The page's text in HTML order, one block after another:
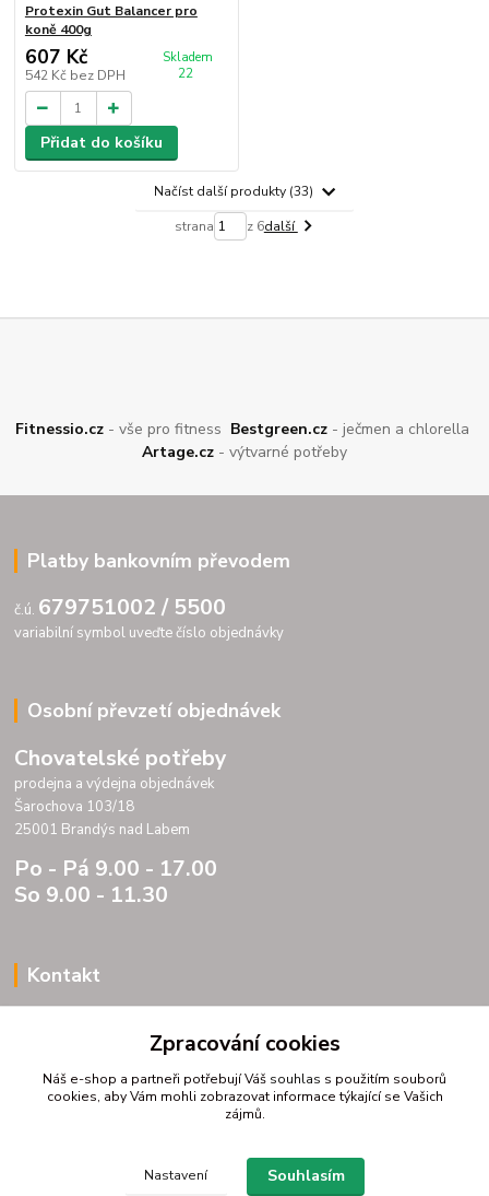
Protexin Gut Balancer pro
koně 400g
607 Kč
542 Kč bez DPH
Skladem
22
Přidat do košíku
Načíst další produkty (33)
strana z 6další
Fitnessio.cz - vše pro fitness Bestgreen.cz - ječmen a chlorella
Artage.cz - výtvarné potřeby
Platby bankovním převodem
č.ú. 679751002 / 5500
variabilní symbol uveďte číslo objednávky
Osobní převzetí objednávek
Chovatelské potřeby
prodejna a výdejna objednávek
Šarochova 103/18
25001 Brandýs nad Labem
Po - Pá 9.00 - 17.00
So 9.00 - 11.30
Kontakt
DIC CZ07175833
Šarochova 103/18
Zpracování cookies
Náš e-shop a partneři potřebují Váš souhlas s použitím souborů
cookies, aby Vám mohli zobrazovat informace týkající se Vašich
zájmů.
Nastavení Souhlasím